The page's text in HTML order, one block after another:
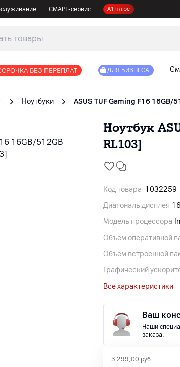
СМАРТ-сервис А1 плюс
БЕЗ ПЕРЕПЛАТ ДЛЯ БИЗНЕСА
Ноутбуки ASUS TUF Gaming F16 16GB/
Ноутбук
RL103]
Код товара 1032259
Диагональ дисплея
Модель процессора
Объем оперативной
Объем встроенной
Графический
Все характеристики
Ваш
Наши
заказа.
3 299,00 руб